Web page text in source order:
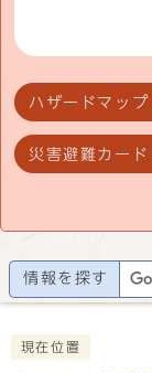
ハザードマップ
災害避難カード
情報を探す
現在位置